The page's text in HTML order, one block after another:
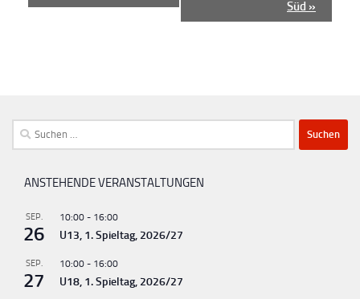
a
t
n
-
Süd »
Suchen
nach:
ANSTEHENDE VERANSTALTUNGEN
SEP.
26
10:00 - 16:00
U13, 1. Spieltag, 2026/27
SEP.
27
10:00 - 16:00
U18, 1. Spieltag, 2026/27